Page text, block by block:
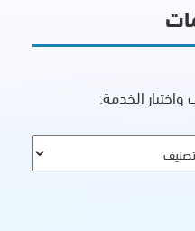
الخدمة: